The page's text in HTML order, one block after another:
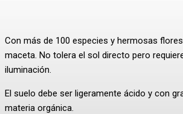
Con más de 100 especies y hermosas
maceta. No tolera el sol directo pero
iluminación.
El suelo debe ser ligeramente ácido y con
materia orgánica.